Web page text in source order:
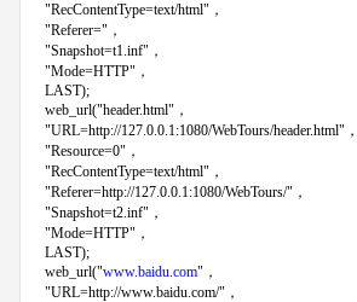
"RecContentType=text/html"，
"Referer="，
"Snapshot=t1.inf"，
"Mode=HTTP"，
LAST);
web_url("header.html"，
"URL=http://127.0.0.1:1080/WebTours/header.html"，
"Resource=0"，
"RecContentType=text/html"，
"Referer=http://127.0.0.1:1080/WebTours/"，
"Snapshot=t2.inf"，
"Mode=HTTP"，
LAST);
web_url("www.baidu.com"，
"URL=http://www.baidu.com/"，